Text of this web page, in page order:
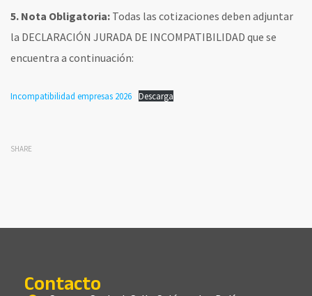
5. Nota Obligatoria: Todas las cotizaciones deben adjuntar
la DECLARACIÓN JURADA DE INCOMPATIBILIDAD que se
encuentra a continuación:
Incompatibilidad empresas 2026 Descarga
SHARE
Contacto